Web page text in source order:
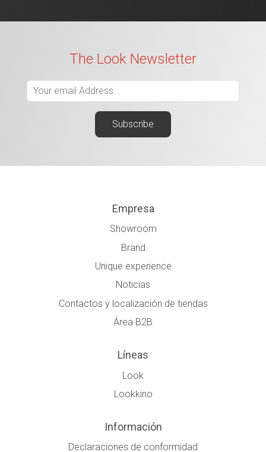
The Look Newsletter
Empresa
Showroom
Brand
Unique experience
Noticias
Contactos y localización de tiendas
Área B2B
Líneas
Look
Lookkino
Información
Declaraciones de conformidad